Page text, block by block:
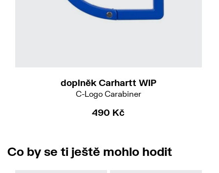
doplněk Carhartt WIP
C-Logo Carabiner
490 Kč
Co by se ti ještě mohlo hodit